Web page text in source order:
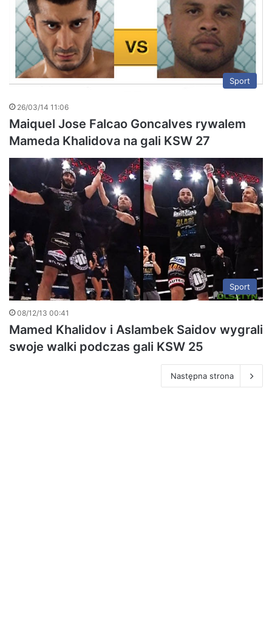
Sport
26/03/14 11:06
Maiquel Jose Falcao Goncalves rywalem
Mameda Khalidova na gali KSW 27
Sport
08/12/13 00:41
Mamed Khalidov i Aslambek Saidov wygrali
swoje walki podczas gali KSW 25
Następna strona